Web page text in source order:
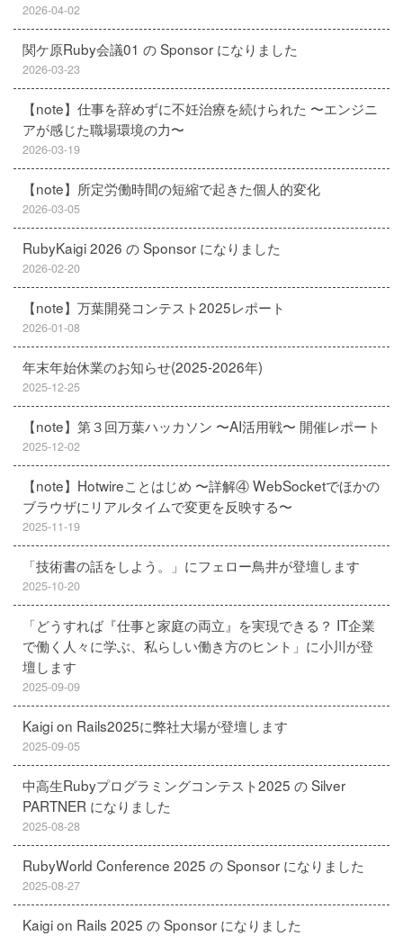
2026-04-02
関ケ原Ruby会議01 の Sponsor になりました
2026-03-23
【note】仕事を辞めずに不妊治療を続けられた 〜エンジニ
アが感じた職場環境の力〜
2026-03-19
【note】所定労働時間の短縮で起きた個人的変化
2026-03-05
RubyKaigi 2026 の Sponsor になりました
2026-02-20
【note】万葉開発コンテスト2025レポート
2026-01-08
年末年始休業のお知らせ(2025-2026年)
2025-12-25
【note】第３回万葉ハッカソン 〜AI活用戦〜 開催レポート
2025-12-02
【note】Hotwireことはじめ 〜詳解④ WebSocketでほかの
ブラウザにリアルタイムで変更を反映する〜
2025-11-19
「技術書の話をしよう。」にフェロー鳥井が登壇します
2025-10-20
「どうすれば『仕事と家庭の両立』を実現できる？ IT企業
で働く人々に学ぶ、私らしい働き方のヒント」に小川が登
壇します
2025-09-09
Kaigi on Rails2025に弊社大場が登壇します
2025-09-05
中高生Rubyプログラミングコンテスト2025 の Silver
PARTNER になりました
2025-08-28
RubyWorld Conference 2025 の Sponsor になりました
2025-08-27
Kaigi on Rails 2025 の Sponsor になりました